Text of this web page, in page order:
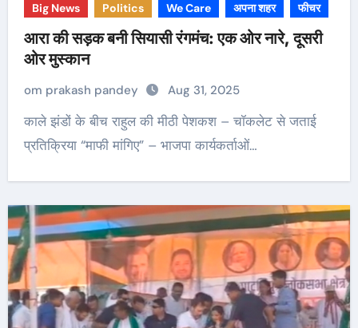
Big News Politics We Care अपना शहर फीचर
आरा की सड़क बनी सियासी रंगमंच: एक ओर नारे, दूसरी
ओर मुस्कान
om prakash pandey Aug 31, 2025
काले झंडों के बीच राहुल की मीठी पेशकश – चॉकलेट से जताई
प्रतिक्रिया “माफी मांगिए” – भाजपा कार्यकर्ताओं…